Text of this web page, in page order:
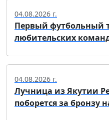
04.08.2026 г.
Первый футбольный
любительских
04.08.2026 г.
Лучница из Якутии
поборется за бронзу